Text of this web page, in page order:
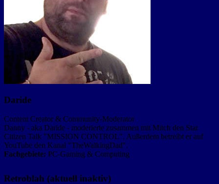
Daride
Content Creator & Community-Moderator
Danny - aka Daride - moderierte zusammen mit Mitch den Star
Citizen Talk "MISSION CONTROL". Außerdem betreibt er auf
YouTube den Kanal "TheWalkingDad".
Fachgebiete: PC-Gaming & Computing
Retroblah (aktuell inaktiv)